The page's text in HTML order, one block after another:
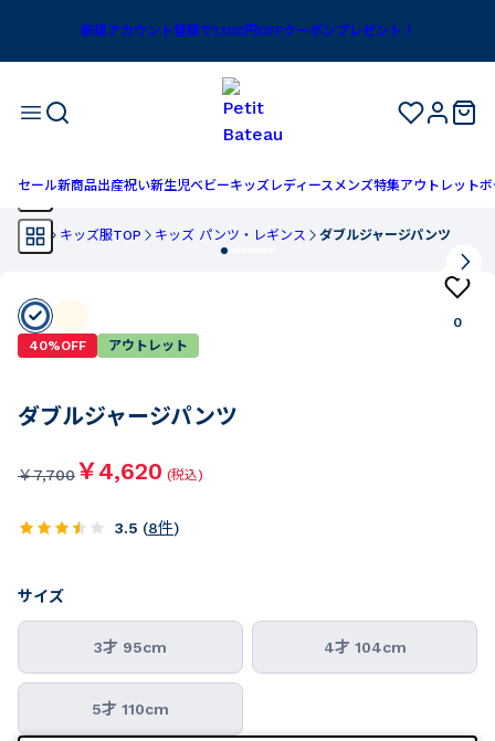
新規アカウント登録で1,100円OFFクーポンプレゼント！
セール新商品出産祝い新生児ベビーキッズ レディースメンズ特集アウトレットボ
TOP キッズ服TOP キッズ パンツ・レギンス ダブルジャージパンツ
0
40%OFF
アウトレット
ダブルジャージパンツ
￥7,700￥4,620 (税込)
3.5 (8件)
サイズ
3才 95cm 4才 104cm
5才 110cm